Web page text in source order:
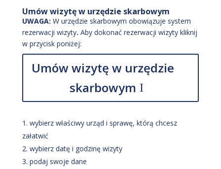
Umów wizytę w urzędzie skarbowym
UWAGA: W urzędzie skarbowym obowiązuje system
rezerwacji wizyty. Aby dokonać rezerwacji wizyty kliknij
w przycisk poniżej:
Umów wizytę w urzędzie
skarbowym
wybierz właściwy urząd i sprawę, którą chcesz
załatwić
wybierz datę i godzinę wizyty
podaj swoje dane